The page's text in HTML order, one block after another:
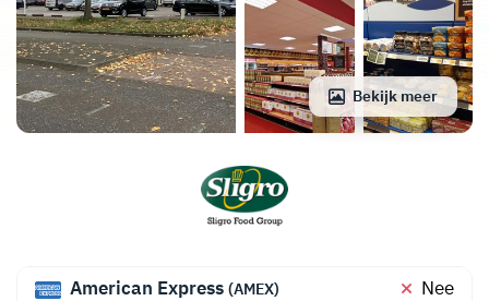
Bekijk meer
American Express (AMEX)
Nee